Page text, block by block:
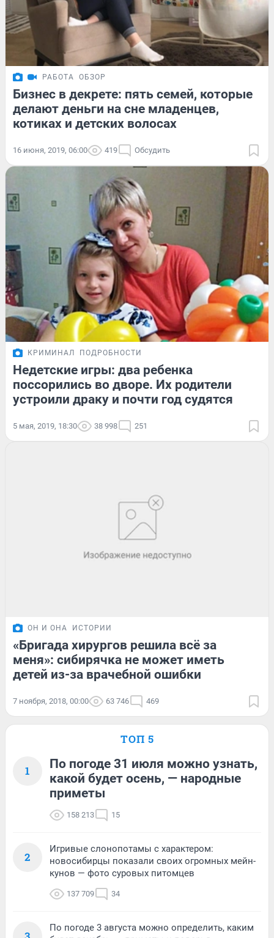
РАБОТА ОБЗОР
Бизнес в декрете: пять семей, которые
делают деньги на сне младенцев,
котиках и детских волосах
16 июня, 2019, 06:00 419 Обсудить
КРИМИНАЛ ПОДРОБНОСТИ
Недетские игры: два ребенка
поссорились во дворе. Их родители
устроили драку и почти год судятся
5 мая, 2019, 18:30 38 998 251
ОН И ОНА ИСТОРИИ
«Бригада хирургов решила всё за
меня»: сибирячка не может иметь
детей из-за врачебной ошибки
7 ноября, 2018, 00:00 63 746 469
ТОП 5
1
По погоде 31 июля можно узнать,
какой будет осень, — народные
приметы
158 213 15
2
Игривые слонопотамы с характером:
новосибирцы показали своих огромных мейн-
кунов — фото суровых питомцев
137 709 34
По погоде 3 августа можно определить, каким